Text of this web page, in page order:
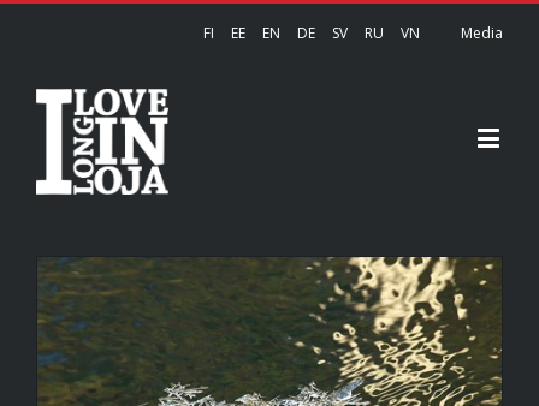
FI EE EN DE SV RU VN Media